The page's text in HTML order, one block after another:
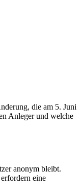
die am 5. Juni
Anleger und welche
anonym bleibt.
eine